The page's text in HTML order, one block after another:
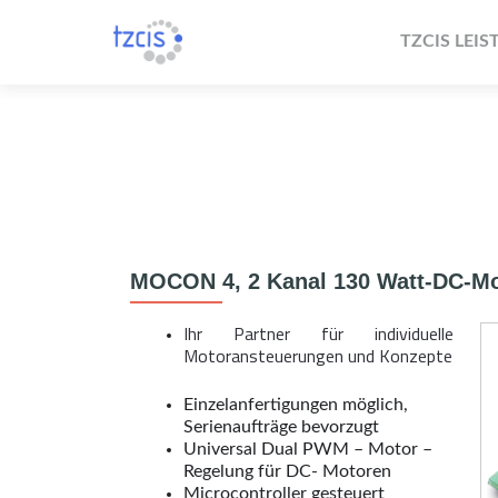
TZCIS
MOCON 4, 2 Kanal 130 Watt-DC-
Ihr Partner für individuelle
Motoransteuerungen und Konzepte
Einzelanfertigungen möglich,
Serienaufträge bevorzugt
Universal Dual PWM – Motor –
Regelung für DC- Motoren
Microcontroller gesteuert